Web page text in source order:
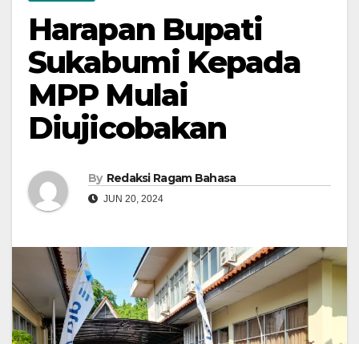
Harapan Bupati
Sukabumi Kepada
MPP Mulai
Diujicobakan
By Redaksi Ragam Bahasa
JUN 20, 2024